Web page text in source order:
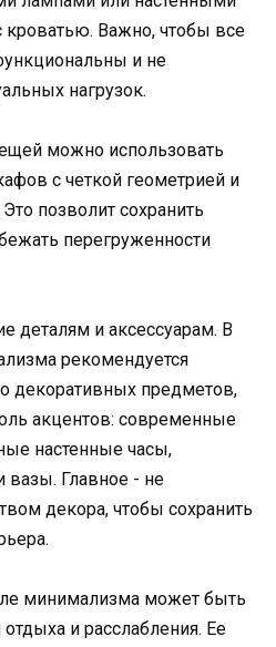
Важно, чтобы все
и не
нагрузок.
можно использовать
с четкой геометрией и
позволит сохранить
перегруженности
деталям и аксессуарам. В
рекомендуется
декоративных предметов,
акцентов: современные
настенные часы,
вазы. Главное - не
декора, чтобы сохранить
минимализма может быть
и расслабления. Ее